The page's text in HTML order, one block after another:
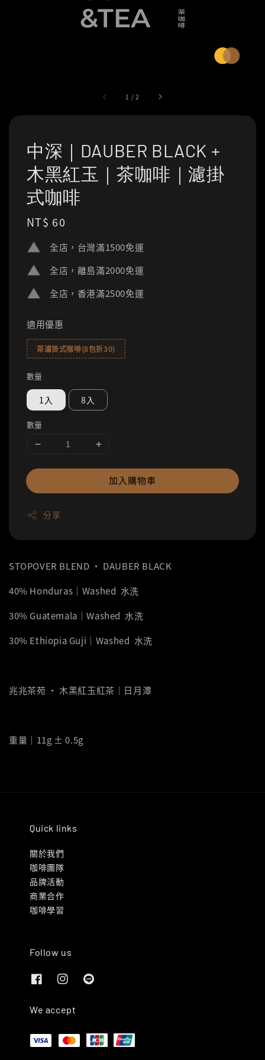
1 /2
中深｜DAUBER BLACK +
木黑紅玉｜茶咖啡｜濾掛
式咖啡
Regular
NT$ 60
全店，台灣滿1500免運
全店，離島滿2000免運
全店，香港滿2500免運
適用優惠
茶濾掛式咖啡(8包折30)
數量
1入 8入
數量
加入購物車
分享
STOPOVER BLEND ‧ DAUBER BLACK
40% Honduras｜Washed 水洗
30% Guatemala｜Washed 水洗
30% Ethiopia Guji｜Washed 水洗
兆兆茶苑 ‧ 木黑紅玉紅茶｜日月潭
重量｜11g ± 0.5g
Quick links
關於我們
咖啡團隊
品牌活動
商業合作
咖啡學習
Follow us
We accept